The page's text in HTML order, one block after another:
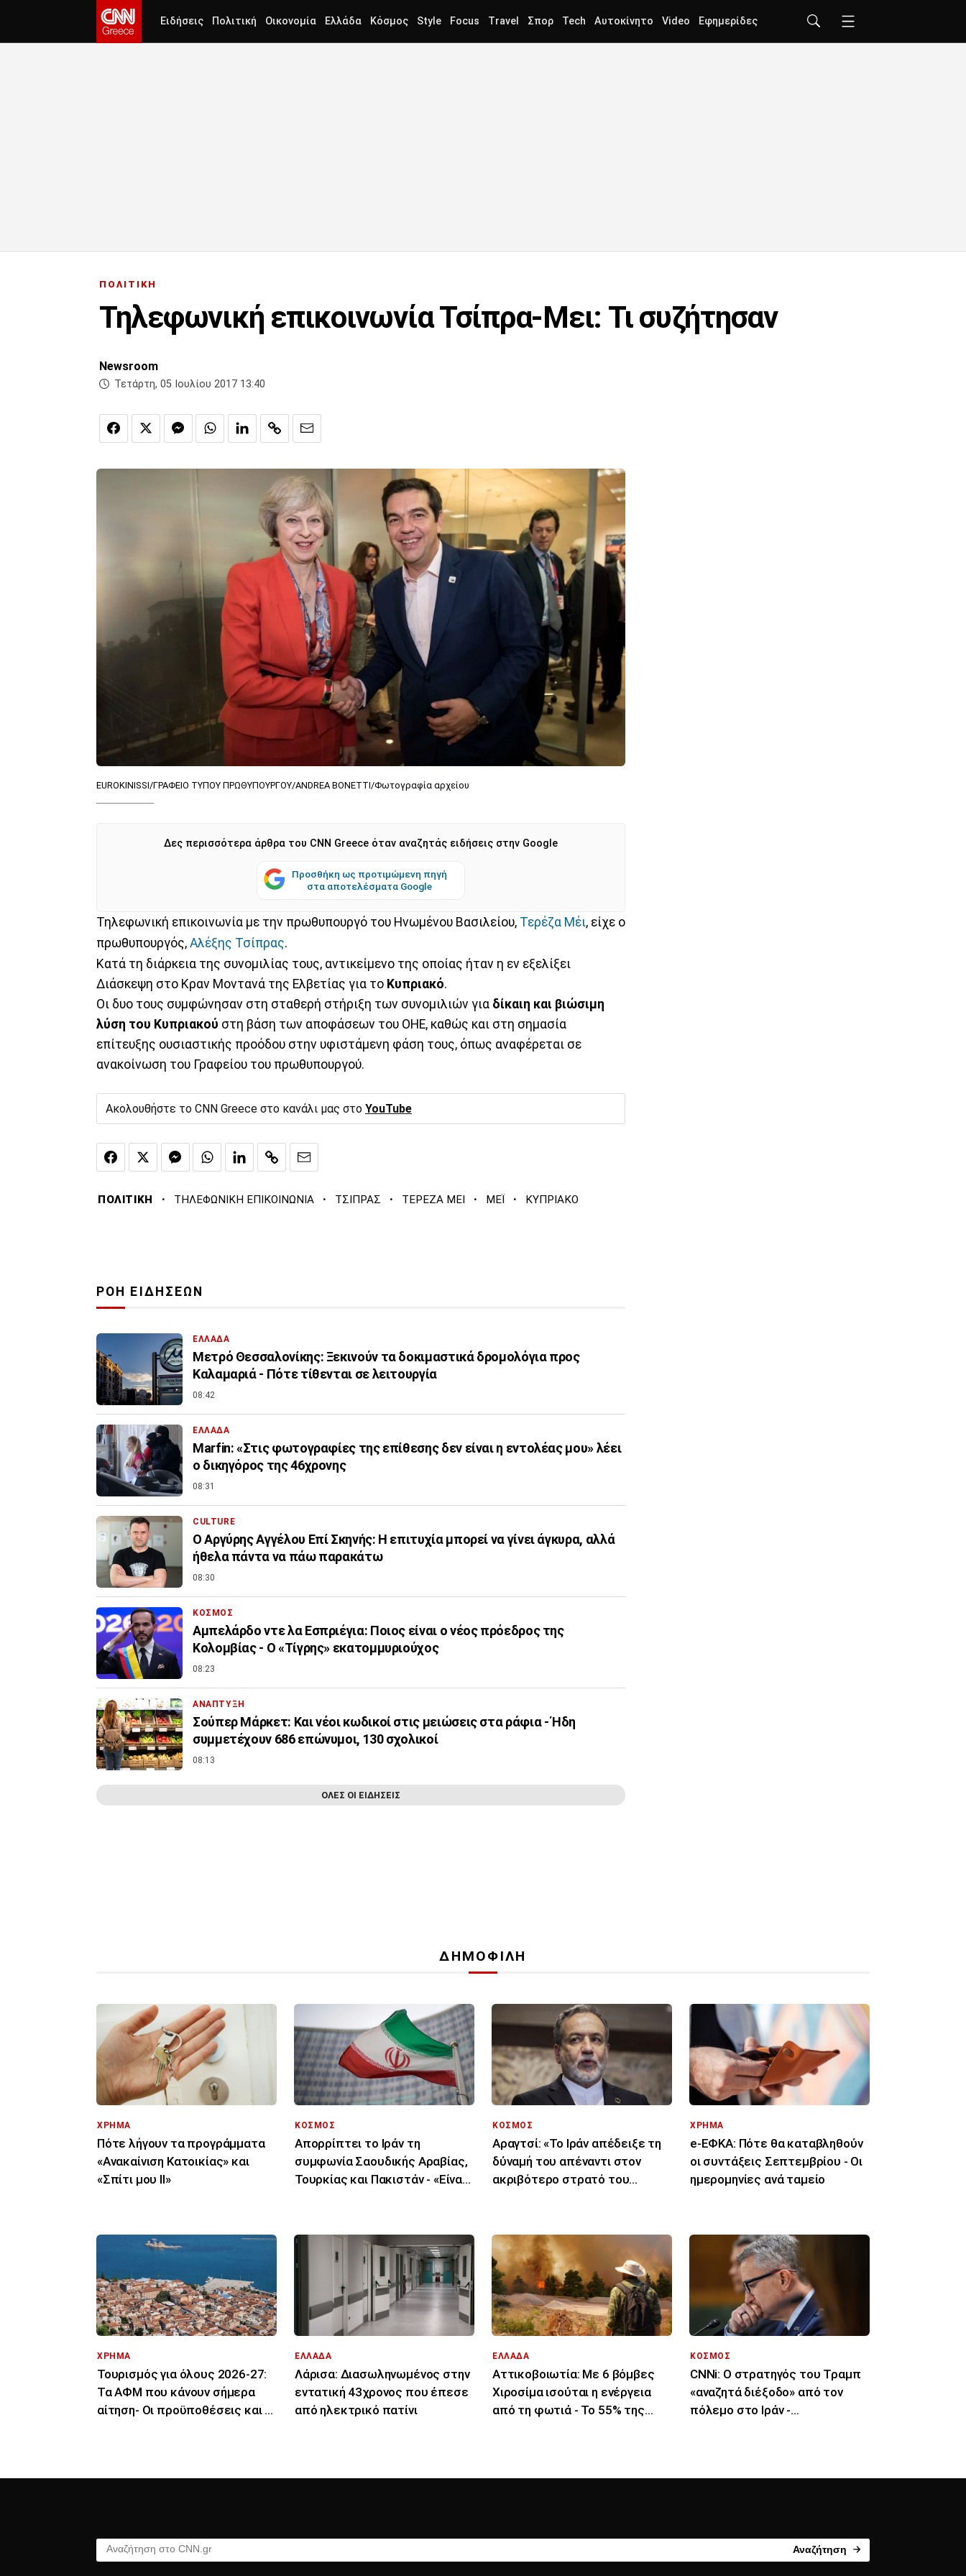
Ειδήσεις Πολιτική Οικονομία Ελλάδα Κόσμος Style Focus Travel Σπορ Tech Αυτοκίνητο Video Εφημερίδες
ΠΟΛΙΤΙΚΗ
Τηλεφωνική επικοινωνία Τσίπρα-Μει: Τι συζήτησαν
Newsroom
Τετάρτη, 05 Ιουλίου 2017 13:40
EUROKINISSI/ΓΡΑΦΕΙΟ ΤΥΠΟΥ ΠΡΩΘΥΠΟΥΡΓΟΥ/ANDREA BONETTI/Φωτογραφία αρχείου
Δες περισσότερα άρθρα του CNN Greece όταν αναζητάς ειδήσεις στην Google
Προσθήκη ως προτιμώμενη πηγή
στα αποτελέσματα Google
Τηλεφωνική επικοινωνία με την πρωθυπουργό του Ηνωμένου Βασιλείου, Τερέζα Μέι, είχε ο
πρωθυπουργός, Αλέξης Τσίπρας.
Κατά τη διάρκεια της συνομιλίας τους, αντικείμενο της οποίας ήταν η εν εξελίξει
Διάσκεψη στο Κραν Μοντανά της Ελβετίας για το Κυπριακό.
Οι δυο τους συμφώνησαν στη σταθερή στήριξη των συνομιλιών για δίκαιη και βιώσιμη
λύση του Κυπριακού στη βάση των αποφάσεων του ΟΗΕ, καθώς και στη σημασία
επίτευξης ουσιαστικής προόδου στην υφιστάμενη φάση τους, όπως αναφέρεται σε
ανακοίνωση του Γραφείου του πρωθυπουργού.
Ακολουθήστε το CNN Greece στο κανάλι μας στο YouTube
ΠΟΛΙΤΙΚΗ · ΤΗΛΕΦΩΝΙΚΗ ΕΠΙΚΟΙΝΩΝΙΑ · ΤΣΙΠΡΑΣ · ΤΕΡΕΖΑ ΜΕΙ · ΜΕΪ · ΚΥΠΡΙΑΚΟ
ΡΟΗ ΕΙΔΗΣΕΩΝ
ΕΛΛΑΔΑ
Μετρό Θεσσαλονίκης: Ξεκινούν τα δοκιμαστικά δρομολόγια προς
Καλαμαριά - Πότε τίθενται σε λειτουργία
08:42
ΕΛΛΑΔΑ
Marfin: «Στις φωτογραφίες της επίθεσης δεν είναι η εντολέας μου» λέει
ο δικηγόρος της 46χρονης
08:31
CULTURE
Ο Αργύρης Αγγέλου Επί Σκηνής: Η επιτυχία μπορεί να γίνει άγκυρα, αλλά
ήθελα πάντα να πάω παρακάτω
08:30
ΚΟΣΜΟΣ
Αμπελάρδο ντε λα Εσπριέγια: Ποιος είναι ο νέος πρόεδρος της
Κολομβίας - Ο «Τίγρης» εκατομμυριούχος
08:23
ΑΝΑΠΤΥΞΗ
Σούπερ Μάρκετ: Και νέοι κωδικοί στις μειώσεις στα ράφια - Ήδη
συμμετέχουν 686 επώνυμοι, 130 σχολικοί
08:13
ΟΛΕΣ ΟΙ ΕΙΔΗΣΕΙΣ
ΔΗΜΟΦΙΛΗ
ΧΡΗΜΑ
Πότε λήγουν τα προγράμματα
«Ανακαίνιση Κατοικίας» και
«Σπίτι μου ΙΙ»
ΚΟΣΜΟΣ
Απορρίπτει το Ιράν τη
συμφωνία Σαουδικής Αραβίας,
Τουρκίας και Πακιστάν - «Είναι
ΚΟΣΜΟΣ
Αραγτσί: «Το Ιράν απέδειξε τη
δύναμή του απέναντι στον
ακριβότερο στρατό του
ΧΡΗΜΑ
e-ΕΦΚΑ: Πότε θα καταβληθούν
οι συντάξεις Σεπτεμβρίου - Οι
ημερομηνίες ανά ταμείο
ΧΡΗΜΑ
Τουρισμός για όλους 2026-27:
Τα ΑΦΜ που κάνουν σήμερα
αίτηση- Οι προϋποθέσεις και οι
ΕΛΛΑΔΑ
Λάρισα: Διασωληνωμένος στην
εντατική 43χρονος που έπεσε
από ηλεκτρικό πατίνι
ΕΛΛΑΔΑ
Αττικοβοιωτία: Με 6 βόμβες
Χιροσίμα ισούται η ενέργεια
από τη φωτιά - Το 55% της
ΚΟΣΜΟΣ
CNNi: Ο στρατηγός του Τραμπ
«αναζητά διέξοδο» από τον
πόλεμο στο Ιράν -
Αναζήτηση στο CNN.gr Αναζήτηση